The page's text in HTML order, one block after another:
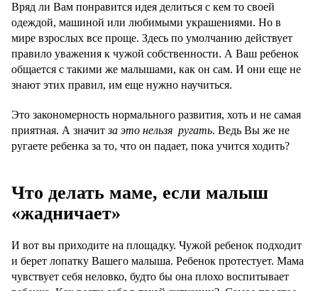
Вряд ли Вам понравится идея делиться с кем то своей
одеждой, машиной или любимыми украшениями. Но в
мире взрослых все проще. Здесь по умолчанию действует
правило уважения к чужой собственности. А Ваш ребенок
общается с такими же малышами, как он сам. И они еще не
знают этих правил, им еще нужно научиться.
Это закономерность нормального развития, хоть и не самая
приятная. А значитза это нельзя ругать. Ведь Вы же не
ругаете ребенка за то, что он падает, пока учится ходить?
Что делать маме, если малыш
«жадничает»
И вот вы приходите на площадку. Чужой ребенок подходит
и берет лопатку Вашего малыша. Ребенок протестует. Мама
чувствует себя неловко, будто бы она плохо воспитывает